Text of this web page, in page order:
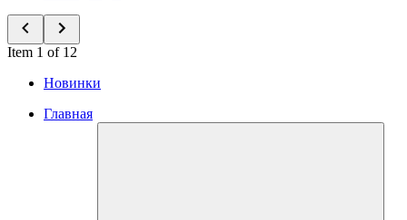
Item 1 of 12
Новинки
Главная